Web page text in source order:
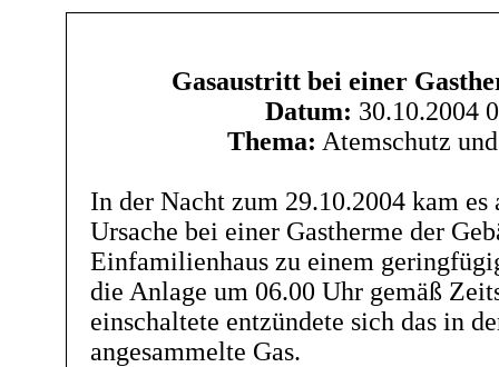
Gasaustritt bei einer
Datum: 30.10.2004
Thema: Atemschutz
In der Nacht zum 29.10.2004 kam es
Ursache bei einer Gastherme der
Einfamilienhaus zu einem
die Anlage um 06.00 Uhr gemäß
einschaltete entzündete sich das in
angesammelte Gas.